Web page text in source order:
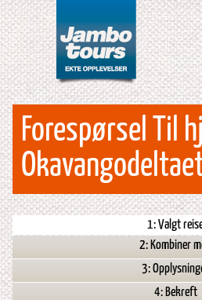
Forespørsel Til
1: Valgt
2: Kombiner
3:
4: Bekreft